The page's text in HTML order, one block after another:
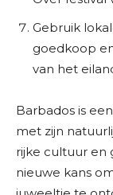
Gebruik
goedkoop
van het
Barbados is
met zijn
rijke cultuur en
nieuwe kans